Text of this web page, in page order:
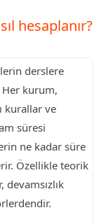
hesaplanır?
derslere
Her kurum,
kurallar ve
süresi
ne kadar süre
Özellikle teorik
devamsızlık